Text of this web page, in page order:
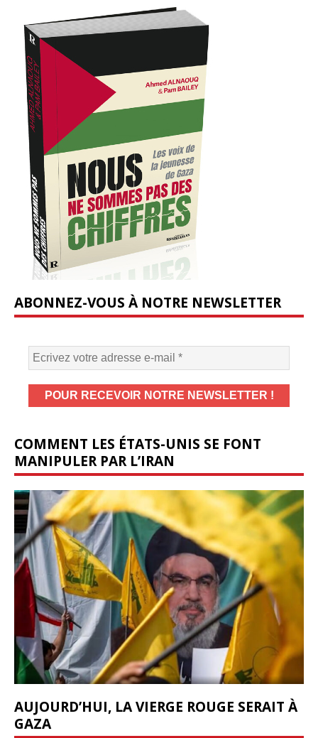
ABONNEZ-VOUS À NOTRE NEWSLETTER
COMMENT LES ÉTATS-UNIS SE FONT
MANIPULER PAR L’IRAN
AUJOURD’HUI, LA VIERGE ROUGE SERAIT À
GAZA